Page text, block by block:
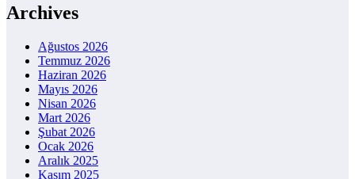
Archives
Ağustos 2026
Temmuz 2026
Haziran 2026
Mayıs 2026
Nisan 2026
Mart 2026
Şubat 2026
Ocak 2026
Aralık 2025
Kasım 2025